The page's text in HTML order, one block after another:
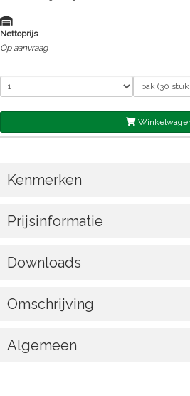
Nettoprijs
Op aanvraag
Kenmerken
Prijsinformatie
Downloads
Omschrijving
Algemeen